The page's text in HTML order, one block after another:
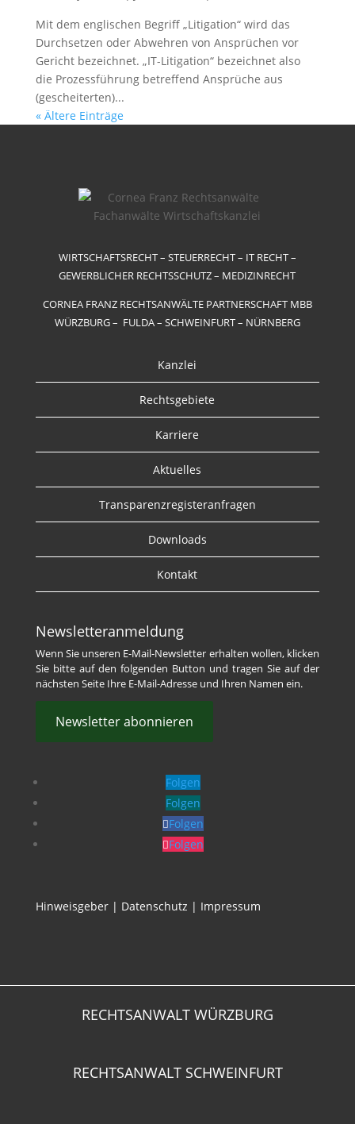
Mit dem englischen Begriff „Litigation“ wird das
Durchsetzen oder Abwehren von Ansprüchen vor
Gericht bezeichnet. „IT-Litigation“ bezeichnet also
die Prozessführung betreffend Ansprüche aus
(gescheiterten)...
« Ältere Einträge
WIRTSCHAFTSRECHT – STEUERRECHT – IT RECHT –
GEWERBLICHER RECHTSSCHUTZ – MEDIZINRECHT
CORNEA FRANZ RECHTSANWÄLTE PARTNERSCHAFT MBB
WÜRZBURG – FULDA – SCHWEINFURT – NÜRNBERG
Kanzlei
Rechtsgebiete
Karriere
Aktuelles
Transparenzregisteranfragen
Downloads
Kontakt
Newsletteranmeldung
Wenn Sie unseren E-Mail-Newsletter erhalten wollen, klicken
Sie bitte auf den folgenden Button und tragen Sie auf der
nächsten Seite Ihre E-Mail-Adresse und Ihren Namen ein.
Newsletter abonnieren
Folgen
Folgen
Folgen
Folgen
Hinweisgeber| Datenschutz | Impressum
RECHTSANWALT WÜRZBURG
RECHTSANWALT SCHWEINFURT